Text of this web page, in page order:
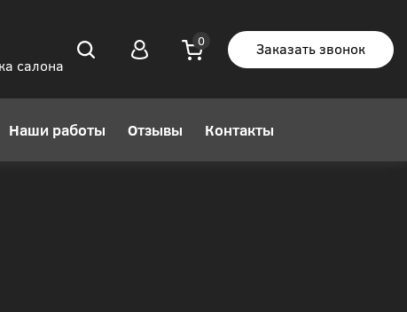
салона
Заказать звонок
Наши работы Отзывы Контакты